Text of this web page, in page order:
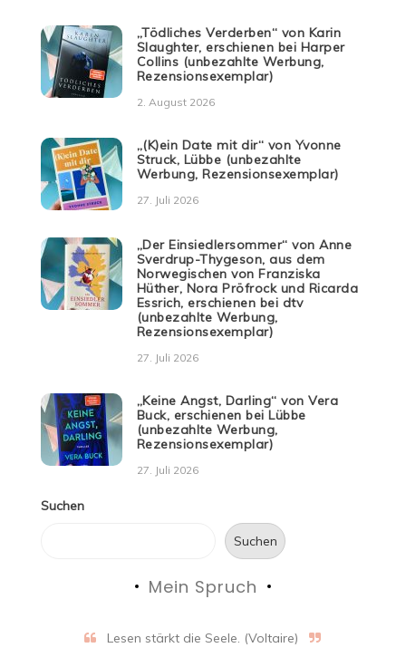
„Tödliches Verderben“ von Karin
Slaughter, erschienen bei Harper
Collins (unbezahlte Werbung,
Rezensionsexemplar)
2. August 2026
„(K)ein Date mit dir“ von Yvonne
Struck, Lübbe (unbezahlte
Werbung, Rezensionsexemplar)
27. Juli 2026
„Der Einsiedlersommer“ von Anne
Sverdrup-Thygeson, aus dem
Norwegischen von Franziska
Hüther, Nora Pröfrock und Ricarda
Essrich, erschienen bei dtv
(unbezahlte Werbung,
Rezensionsexemplar)
27. Juli 2026
„Keine Angst, Darling“ von Vera
Buck, erschienen bei Lübbe
(unbezahlte Werbung,
Rezensionsexemplar)
27. Juli 2026
Suchen
Suchen
Mein Spruch
Lesen stärkt die Seele. (Voltaire)